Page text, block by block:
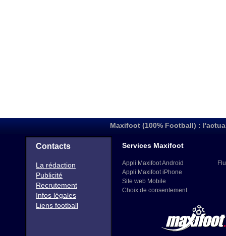
Maxifoot (100% Football) :
Contacts
La rédaction
Publicité
Recrutement
Infos légales
Liens football
Services Maxifoot
Appli Maxifoot Android
Appli Maxifoot iPhone
Site web Mobile
Choix de consentement